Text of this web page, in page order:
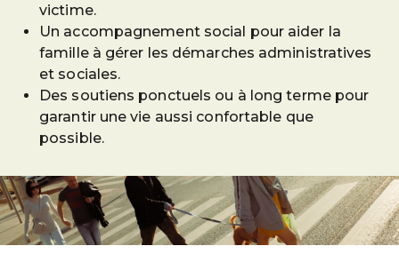
victime.
Un accompagnement social pour aider la
famille à gérer les démarches administratives
et sociales.
Des soutiens ponctuels ou à long terme pour
garantir une vie aussi confortable que
possible.